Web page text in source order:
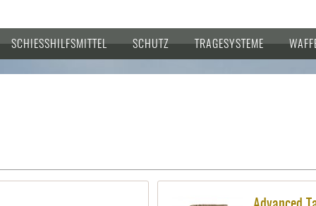
SCHIESSHILFSMITTEL SCHUTZ TRAGESYSTEME